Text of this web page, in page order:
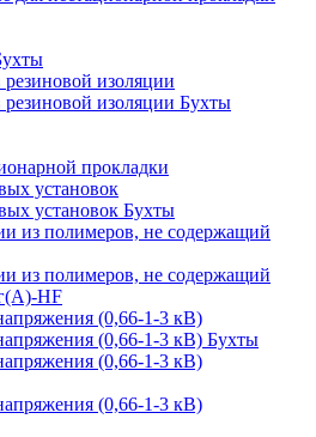
изоляции
изоляции Бухты
прокладки
установок
установок Бухты
из полимеров, не содержащий
из полимеров, не содержащий
HF
(0,66-1-3 кВ)
(0,66-1-3 кВ) Бухты
(0,66-1-3 кВ)
(0,66-1-3 кВ)